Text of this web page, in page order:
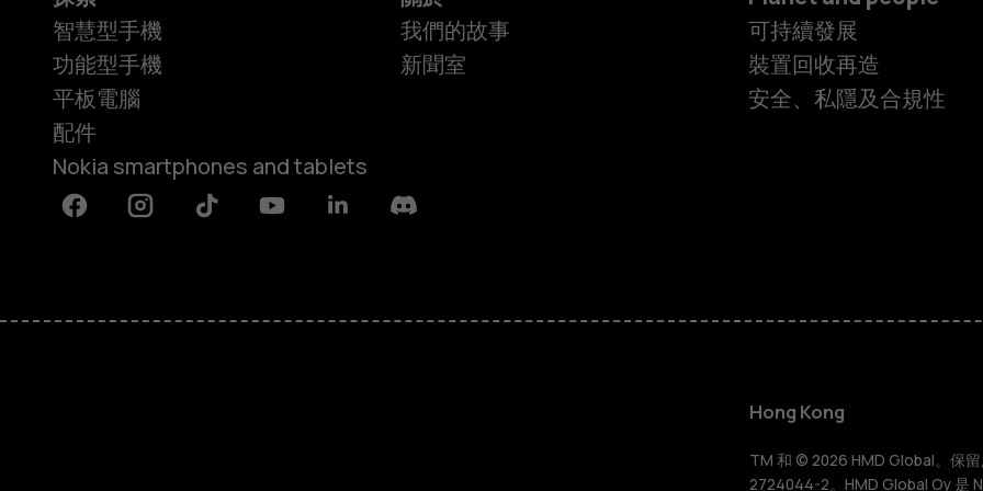
智慧型手機
功能型手機
智慧型手機
功能型手機
平板電腦
配件
Nokia smartphones and tablets
我們的故事
新聞室
可持續發展
裝置回收再造
安全、私隱及合規性
FacebookInstagramTiktok YoutubeLinkedinDiscord
Hong Kong
TM 和 © 2026 HMD Global。保
2724044-2。HMD Global Oy 是